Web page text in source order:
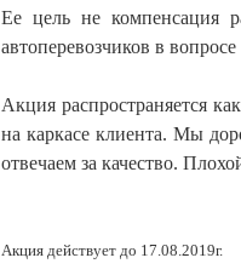
Ее цель не компенсация
автоперевозчиков в
Акция распространяется
на каркасе клиента. Мы
отвечаем за качество.
Акция действует до 17.08.2019г.